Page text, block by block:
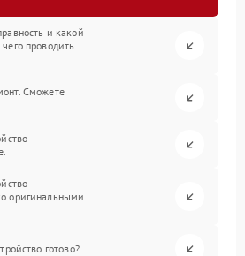
и какой
проводить
Сможете
оригинальными
готово?